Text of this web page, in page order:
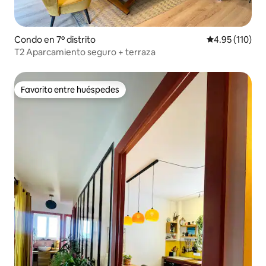
Condo en 7º distrito Calificación
4.95 (110)
T2 Aparcamiento seguro + terraza
Favorito entre huéspedes
Favorito entre huéspedes